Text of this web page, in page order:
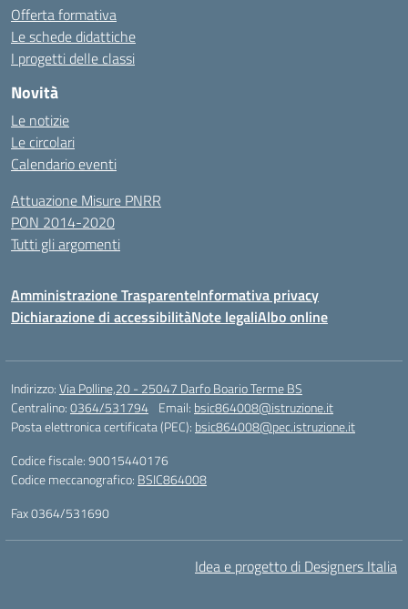
Offerta formativa
Le schede didattiche
I progetti delle classi
Novità
Le notizie
Le circolari
Calendario eventi
Attuazione Misure PNRR
PON 2014-2020
Tutti gli argomenti
Amministrazione TrasparenteInformativa privacy
Dichiarazione di accessibilitàNote legaliAlbo online
Indirizzo:Via Polline,20 - 25047 Darfo Boario Terme BS
Centralino:0364/531794 Email: bsic864008@istruzione.it
Posta elettronica certificata (PEC): bsic864008@pec.istruzione.it
Codice fiscale: 90015440176
Codice meccanografico: BSIC864008
Fax 0364/531690
Idea e progetto di Designers Italia